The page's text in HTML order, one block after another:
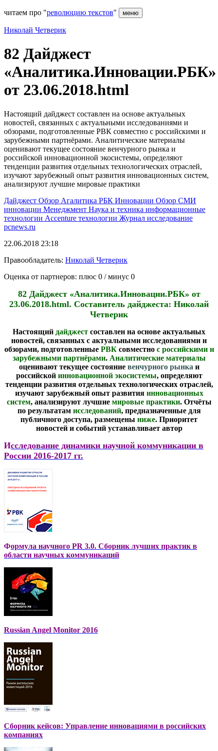
читаем про "революцию текстов" меню
Николай Четверик
82 Дайджест
«Аналитика.Инновации.РБК»
от 23.06.2018.html
Настоящий дайджест составлен на основе актуальных
новостей, связанных с актуальными исследованиями и
обзорами, подготовленные РВК совместно с российскими и
зарубежными партнёрами. Аналитические материалы
оценивают текущее состояние венчурного рынка и
российской инновационной экосистемы, определяют
тенденции развития отдельных технологических отраслей,
изучают зарубежный опыт развития инновационных систем,
анализируют лучшие мировые практики
Дайджест Обзор Агалитика РБК Инновации Обзор СМИ
инновации Менеджмент Наука и техника информационные
технологии Accenture технологии Журнал исследование
pcnews.ru
22.06.2018 23:18
Правообладатель: Николай Четверик
Оценка от партнеров: плюс 0 / минус 0
82 Дайджест «Аналитика.Инновации.РБК» от
23.06.2018.html. Составитель дайджеста: Николай
Четверик
Настоящий дайджест составлен на основе актуальных
новостей, связанных с актуальными исследованиями и
обзорами, подготовленные РВКсовместно с российскими и
зарубежными партнёрами. Аналитические материалы
оценивают текущее состояниевенчурного рынка и
российской инновационной экосистемы, определяют
тенденции развития отдельных технологических отраслей,
изучают зарубежный опыт развития инновационных
систем, анализируют лучшие мировые практики. Отчёты
по результатам исследований, предназначенные для
публичного доступа, размещены ниже. Приоритет
новостей и событий устанавливает автор
Исследование динамики научной коммуникации в
России 2016-2017 гг.
Формула научного PR 3.0. Сборник лучших практик в
области научных коммуникаций
Russian Angel Monitor 2016
Сборник кейсов: Управление инновациями в российских
компаниях